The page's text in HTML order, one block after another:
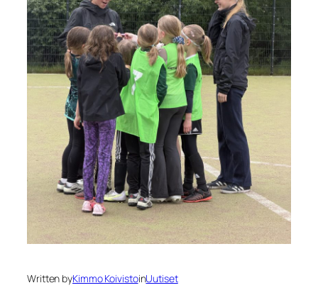
Written byKimmo KoivistoinUutiset